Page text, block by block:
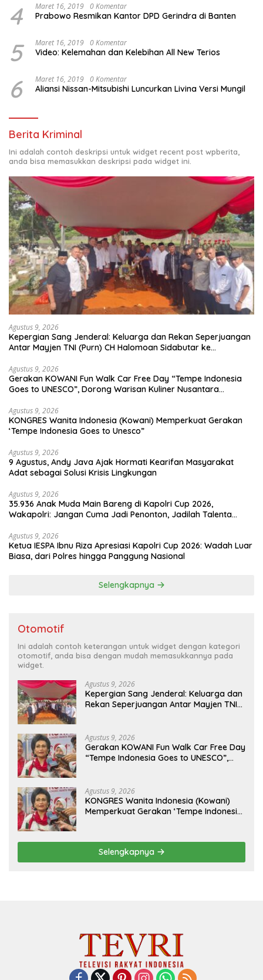
4 Maret 16, 2019 0 Komentar
Prabowo Resmikan Kantor DPD Gerindra di Banten
5 Maret 16, 2019 0 Komentar
Video: Kelemahan dan Kelebihan All New Terios
6 Maret 16, 2019 0 Komentar
Aliansi Nissan-Mitsubishi Luncurkan Livina Versi Mungil
Berita Kriminal
Ini adalah contoh deskripsi untuk widget recent post wpberita,
anda bisa memasukkan deskripsi pada widget ini.
Agustus 9, 2026
Kepergian Sang Jenderal: Keluarga dan Rekan Seperjuangan
Antar Mayjen TNI (Purn) CH Halomoan Sidabutar ke
Agustus 9, 2026
Gerakan KOWANI Fun Walk Car Free Day “Tempe Indonesia
Goes to UNESCO”, Dorong Warisan Kuliner Nusantara
Agustus 9, 2026
KONGRES Wanita Indonesia (Kowani) Memperkuat Gerakan
‘Tempe Indonesia Goes to Unesco”
Agustus 9, 2026
9 Agustus, Andy Java Ajak Hormati Kearifan Masyarakat
Adat sebagai Solusi Krisis Lingkungan
Agustus 9, 2026
35.936 Anak Muda Main Bareng di Kapolri Cup 2026,
Wakapolri: Jangan Cuma Jadi Penonton, Jadilah Talenta
Agustus 9, 2026
Ketua IESPA Ibnu Riza Apresiasi Kapolri Cup 2026: Wadah Luar
Biasa, dari Polres hingga Panggung Nasional
Selengkapnya
Otomotif
Ini adalah contoh keterangan untuk widget dengan kategori
otomotif, anda bisa dengan mudah memasukkannya pada
widget.
Agustus 9, 2026
Kepergian Sang Jenderal: Keluarga dan
Rekan Seperjuangan Antar Mayjen TNI
Agustus 9, 2026
Gerakan KOWANI Fun Walk Car Free Day
“Tempe Indonesia Goes to UNESCO”,
Agustus 9, 2026
KONGRES Wanita Indonesia (Kowani)
Memperkuat Gerakan ‘Tempe Indonesia
Selengkapnya